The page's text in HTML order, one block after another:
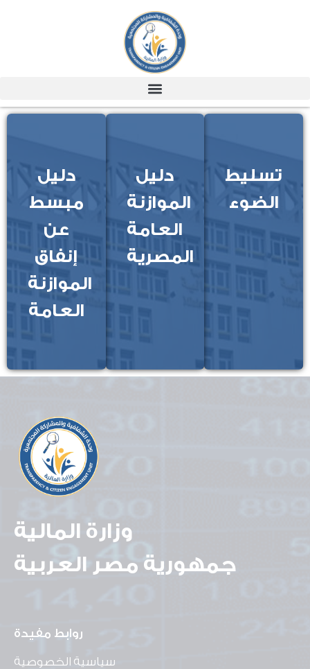
تسليط
الضوء
دليل
الموازنة
العامة
المصرية
دليل
مبسط
عن
إنفاق
الموازنة
العامة
وزارة المالية
جمهورية مصر العربية
روابط مفيدة
سياسية الخصوصية